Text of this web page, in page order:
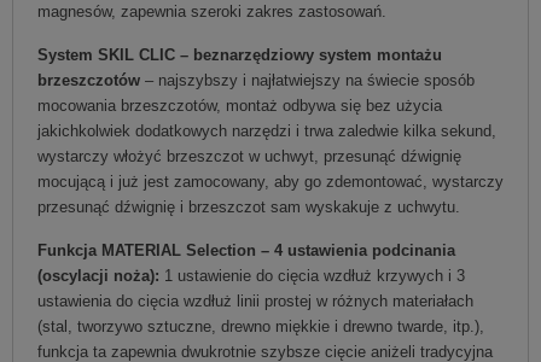
magnesów, zapewnia szeroki zakres zastosowań.
System SKIL CLIC – beznarzędziowy system montażu
brzeszczotów – najszybszy i najłatwiejszy na świecie sposób
mocowania brzeszczotów, montaż odbywa się bez użycia
jakichkolwiek dodatkowych narzędzi i trwa zaledwie kilka sekund,
wystarczy włożyć brzeszczot w uchwyt, przesunąć dźwignię
mocującą i już jest zamocowany, aby go zdemontować, wystarczy
przesunąć dźwignię i brzeszczot sam wyskakuje z uchwytu.
Funkcja MATERIAL Selection – 4 ustawienia podcinania
(oscylacji noża): 1 ustawienie do cięcia wzdłuż krzywych i 3
ustawienia do cięcia wzdłuż linii prostej w różnych materiałach
(stal, tworzywo sztuczne, drewno miękkie i drewno twarde, itp.),
funkcja ta zapewnia dwukrotnie szybsze cięcie aniżeli tradycyjna